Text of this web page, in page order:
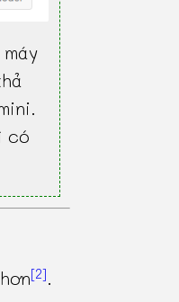
có
hơn[2].